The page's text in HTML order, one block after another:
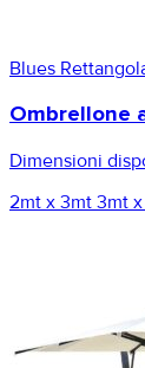
Blues
Ombrellone
Dimensioni
2mt x 3mt 3mt